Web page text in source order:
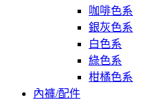
咖啡色系
銀灰色系
白色系
綠色系
柑橘色系
內褲/配件